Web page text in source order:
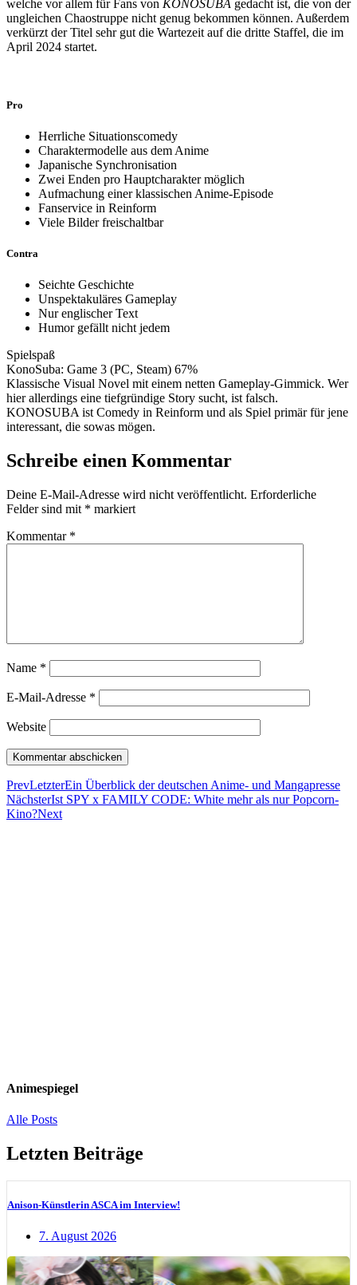
welche vor allem für Fans von KONOSUBA gedacht ist, die von der
ungleichen Chaostruppe nicht genug bekommen können. Außerdem
verkürzt der Titel sehr gut die Wartezeit auf die dritte Staffel, die im
April 2024 startet.
Pro
Herrliche Situationscomedy
Charaktermodelle aus dem Anime
Japanische Synchronisation
Zwei Enden pro Hauptcharakter möglich
Aufmachung einer klassischen Anime-Episode
Fanservice in Reinform
Viele Bilder freischaltbar
Contra
Seichte Geschichte
Unspektakuläres Gameplay
Nur englischer Text
Humor gefällt nicht jedem
Spielspaß
KonoSuba: Game 3 (PC, Steam) 67%
Klassische Visual Novel mit einem netten Gameplay-Gimmick. Wer
hier allerdings eine tiefgründige Story sucht, ist falsch.
KONOSUBA ist Comedy in Reinform und als Spiel primär für jene
interessant, die sowas mögen.
Schreibe einen Kommentar
Deine E-Mail-Adresse wird nicht veröffentlicht. Erforderliche
Felder sind mit * markiert
Kommentar *
Name *
E-Mail-Adresse *
Website
PrevLetzterEin Überblick der deutschen Anime- und Mangapresse
NächsterIst SPY x FAMILY CODE: White mehr als nur Popcorn-
Kino?Next
Animespiegel
Alle Posts
Letzten Beiträge
Anison-Künstlerin ASCA im Interview!
7. August 2026